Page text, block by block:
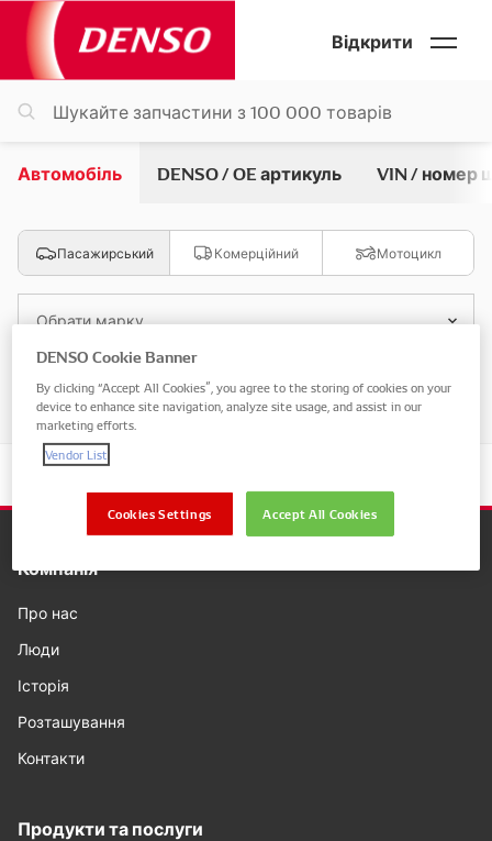
Відкрити
Автомобіль DENSO / OE артикуль VIN / номер
Пасажирський Комерційний Мотоцикл
Обрати марку
Обрати модель
Компанія
Про нас
Люди
Історія
Розташування
Контакти
Продукти та послуги
DENSO Cookie Banner
By clicking “Accept All Cookies”, you agree to the storing of cookies on your
device to enhance site navigation, analyze site usage, and assist in our
marketing efforts.
Vendor List
Accept All Cookies
Cookies Settings